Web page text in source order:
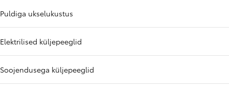
Puldiga ukselukustus
Elektrilised küljepeeglid
Soojendusega küljepeeglid